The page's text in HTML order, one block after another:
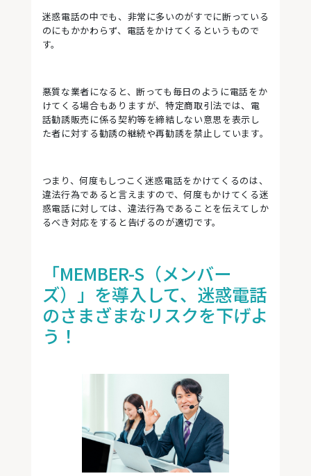
迷惑電話の中でも、非常に多いのがすでに断っている
のにもかかわらず、電話をかけてくるというもので
す。
悪質な業者になると、断っても毎日のように電話をか
けてくる場合もありますが、特定商取引法では、電
話勧誘販売に係る契約等を締結しない意思を表示し
た者に対する勧誘の継続や再勧誘を禁止しています。
つまり、何度もしつこく迷惑電話をかけてくるのは、
違法行為であると言えますので、何度もかけてくる迷
惑電話に対しては、違法行為であることを伝えてしか
るべき対応をすると告げるのが適切です。
「MEMBER-S（メンバー
ズ）」を導入して、迷惑電話
のさまざまなリスクを下げよ
う！